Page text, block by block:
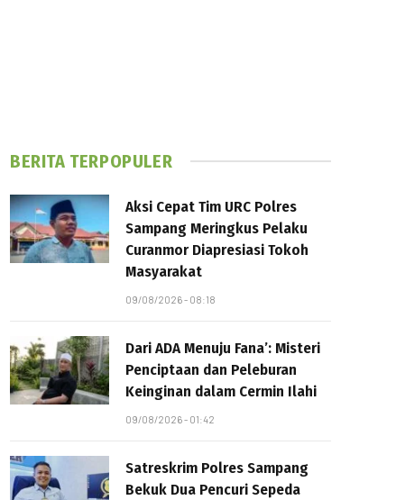
BERITA TERPOPULER
Aksi Cepat Tim URC Polres
Sampang Meringkus Pelaku
Curanmor Diapresiasi Tokoh
Masyarakat
09/08/2026 - 08:18
Dari ADA Menuju Fana’: Misteri
Penciptaan dan Peleburan
Keinginan dalam Cermin Ilahi
09/08/2026 - 01:42
Satreskrim Polres Sampang
Bekuk Dua Pencuri Sepeda